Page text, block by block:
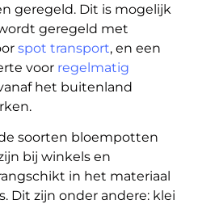
geregeld. Dit is mogelijk
geregeld met
spot transport, en een
voor regelmatig
het buitenland
soorten bloempotten
bij winkels en
in het materiaal
Dit zijn onder andere: klei